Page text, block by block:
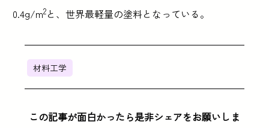
0.4g/m2と、世界最軽量の塗料となっている。
材料工学
この記事が面白かったら是非シェアをお願いしま